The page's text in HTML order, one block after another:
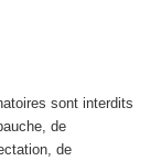
sont interdits
de
de